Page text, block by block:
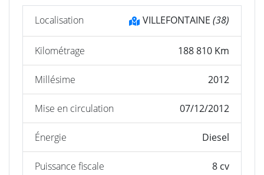
Localisation VILLEFONTAINE (38)
Kilométrage 188 810 Km
Millésime 2012
Mise en circulation 07/12/2012
Énergie Diesel
Puissance fiscale 8 cv